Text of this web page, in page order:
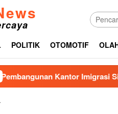
POLITIK OTOMOTIF
Kantor Imigrasi Sibolga,